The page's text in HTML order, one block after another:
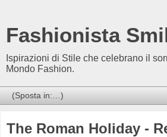
Fashionista
Ispirazioni di Stile che celebrano il
Mondo Fashion.
The Roman Holiday -